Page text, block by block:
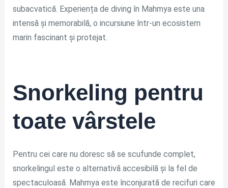
subacvatică. Experiența de diving în Mahmya este una
intensă și memorabilă, o incursiune într-un ecosistem
marin fascinant și protejat.
Snorkeling pentru
toate vârstele
Pentru cei care nu doresc să se scufunde complet,
snorkelingul este o alternativă accesibilă și la fel de
spectaculoasă. Mahmya este înconjurată de recifuri care